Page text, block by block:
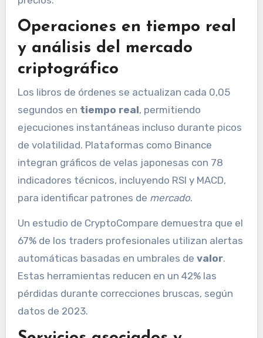
Operaciones en tiempo real
y análisis del mercado
criptográfico
Los libros de órdenes se actualizan cada 0,05
segundos en tiempo real, permitiendo
ejecuciones instantáneas incluso durante picos
de volatilidad. Plataformas como Binance
integran gráficos de velas japonesas con 78
indicadores técnicos, incluyendo RSI y MACD,
para identificar patrones de mercado.
Un estudio de CryptoCompare demuestra que el
67% de los traders profesionales utilizan alertas
automáticas basadas en umbrales de valor.
Estas herramientas reducen en un 42% las
pérdidas durante correcciones bruscas, según
datos de 2023.